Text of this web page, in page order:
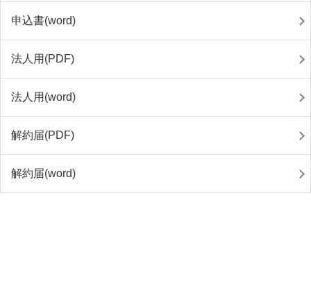
申込書(word)
法人用(PDF)
法人用(word)
解約届(PDF)
解約届(word)